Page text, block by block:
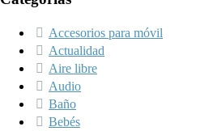
Accesorios para móvil
Actualidad
Aire libre
Audio
Baño
Bebés